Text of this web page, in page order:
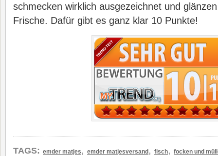
schmecken wirklich ausgezeichnet und
Frische. Dafür gibt es ganz klar 10 Punkte!
TAGS: emder matjes , emder matjesversand , fisch, focken und